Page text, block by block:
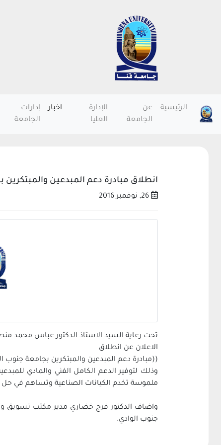
الرئيسية
عن
الجامعة
الإدارة
العليا
اخبار
إدارات
الجامعة
انطلاق مبادرة دعم المبدعين
تحت رعاية السيد الاستاذ الدكتور عباس محمد
الاعلان عن انطلاق
((مبادرة دعم المبدعين والمبتكرين بجامعة جنوب
وذلك لتوفير الدعم الكامل الفني والمادي
ملموسة تخدم الكيانات الصناعية وتساهم في
واضاف الدكتور فرج خضاري مدير مكتب تسويق
جنوب الوادي.